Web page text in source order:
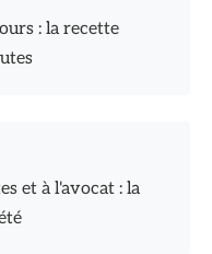
: la recette
et à l'avocat : la